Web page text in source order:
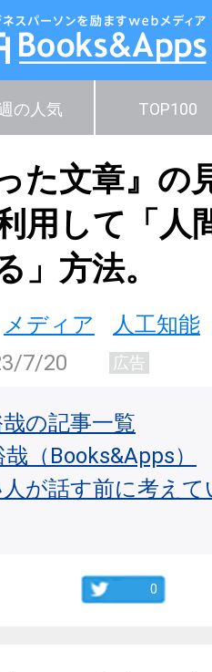
の人気 TOP100
た文章』の
用して「人
」方法。
メディア
人工知能
7/20 広告
の記事一覧
（Books&Apps）
が話す前に考え
0